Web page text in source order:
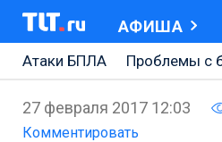
АФИША
Атаки БПЛА
Проблемы с
АВТОВАЗ
Ремонт Центральной
27 февраля 2017 12:03
Комментировать